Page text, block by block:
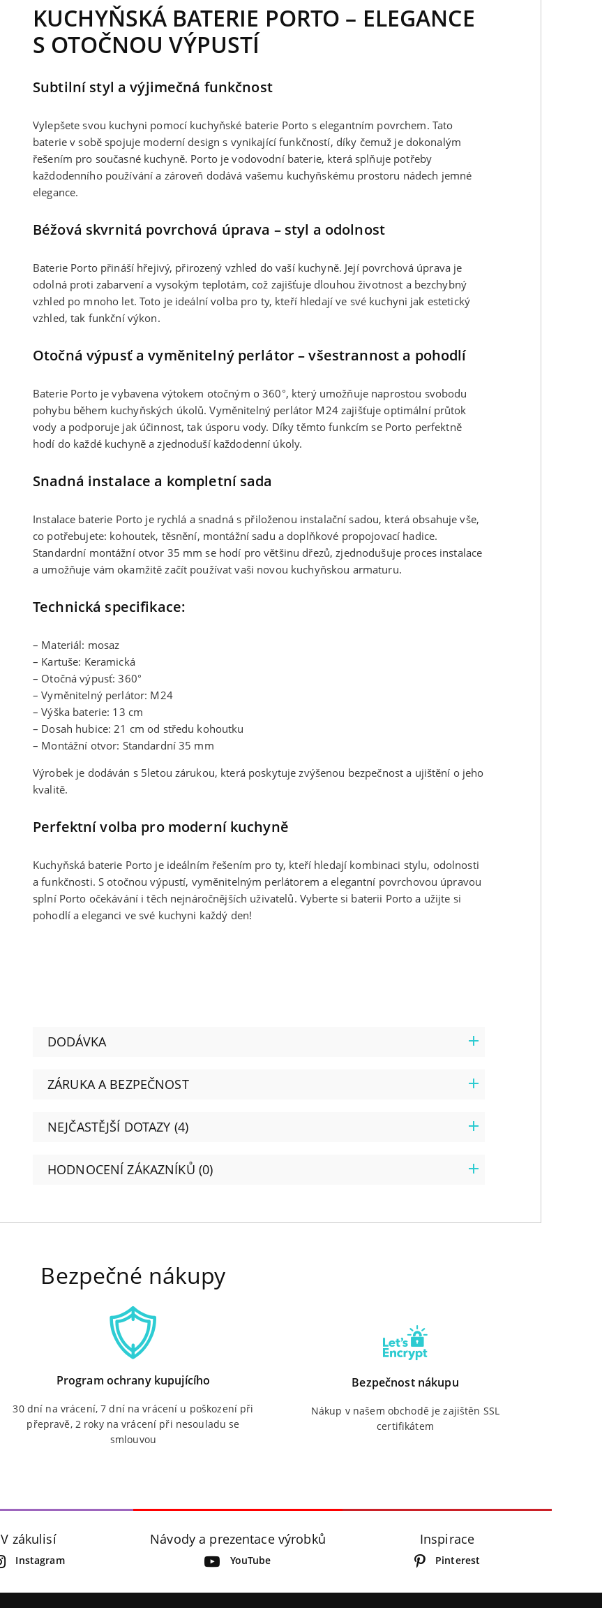
KUCHYŇSKÁ BATERIE PORTO – ELEGANCE
S OTOČNOU VÝPUSTÍ
Subtilní styl a výjimečná funkčnost
Vylepšete svou kuchyni pomocí kuchyňské baterie Porto s elegantním povrchem. Tato
baterie v sobě spojuje moderní design s vynikající funkčností, díky čemuž je dokonalým
řešením pro současné kuchyně. Porto je vodovodní baterie, která splňuje potřeby
každodenního používání a zároveň dodává vašemu kuchyňskému prostoru nádech jemné
elegance.
Béžová skvrnitá povrchová úprava – styl a odolnost
Baterie Porto přináší hřejivý, přirozený vzhled do vaší kuchyně. Její povrchová úprava je
odolná proti zabarvení a vysokým teplotám, což zajišťuje dlouhou životnost a bezchybný
vzhled po mnoho let. Toto je ideální volba pro ty, kteří hledají ve své kuchyni jak estetický
vzhled, tak funkční výkon.
Otočná výpusť a vyměnitelný perlátor – všestrannost a pohodlí
Baterie Porto je vybavena výtokem otočným o 360°, který umožňuje naprostou svobodu
pohybu během kuchyňských úkolů. Vyměnitelný perlátor M24 zajišťuje optimální průtok
vody a podporuje jak účinnost, tak úsporu vody. Díky těmto funkcím se Porto perfektně
hodí do každé kuchyně a zjednoduší každodenní úkoly.
Snadná instalace a kompletní sada
Instalace baterie Porto je rychlá a snadná s přiloženou instalační sadou, která obsahuje vše,
co potřebujete: kohoutek, těsnění, montážní sadu a doplňkové propojovací hadice.
Standardní montážní otvor 35 mm se hodí pro většinu dřezů, zjednodušuje proces instalace
a umožňuje vám okamžitě začít používat vaši novou kuchyňskou armaturu.
Technická specifikace:
– Materiál: mosaz
– Kartuše: Keramická
– Otočná výpusť: 360°
– Vyměnitelný perlátor: M24
– Výška baterie: 13 cm
– Dosah hubice: 21 cm od středu kohoutku
– Montážní otvor: Standardní 35 mm
Výrobek je dodáván s 5letou zárukou, která poskytuje zvýšenou bezpečnost a ujištění o jeho
kvalitě.
Perfektní volba pro moderní kuchyně
Kuchyňská baterie Porto je ideálním řešením pro ty, kteří hledají kombinaci stylu, odolnosti
a funkčnosti. S otočnou výpustí, vyměnitelným perlátorem a elegantní povrchovou úpravou
splní Porto očekávání i těch nejnáročnějších uživatelů. Vyberte si baterii Porto a užijte si
pohodlí a eleganci ve své kuchyni každý den!
DODÁVKA
ZÁRUKA A BEZPEČNOST
NEJČASTĚJŠÍ DOTAZY (4)
HODNOCENÍ ZÁKAZNÍKŮ (0)
Bezpečné nákupy
Program ochrany kupujícího
30 dní na vrácení, 7 dní na vrácení u poškození při
přepravě, 2 roky na vrácení při nesouladu se
smlouvou
Bezpečnost nákupu
Nákup v našem obchodě je zajištěn SSL
certifikátem
V zákulisí
Instagram
Návody a prezentace výrobků
YouTube
Inspirace
Pinterest